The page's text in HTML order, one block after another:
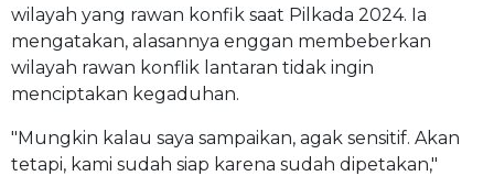
wilayah yang rawan konfik saat Pilkada 2024. Ia
mengatakan, alasannya enggan membeberkan
wilayah rawan konflik lantaran tidak ingin
menciptakan kegaduhan.
"Mungkin kalau saya sampaikan, agak sensitif. Akan
tetapi, kami sudah siap karena sudah dipetakan,"